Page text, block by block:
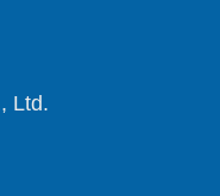
Ltd.